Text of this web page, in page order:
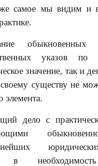
самое мы видим и
обыкновенных
указов по
значение, так и
существу не
элемента.
дело с
в